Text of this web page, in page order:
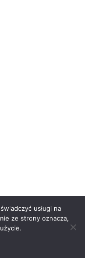
usługi na
ze strony oznacza,